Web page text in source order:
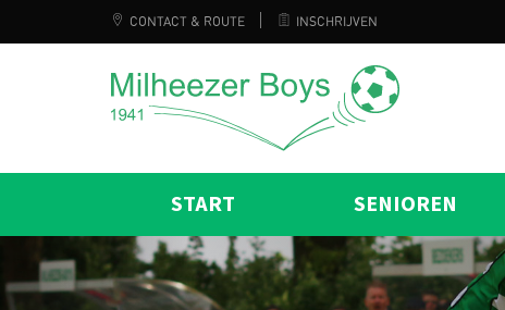
CONTACT & ROUTE INSCHRIJVEN
START SENIOREN